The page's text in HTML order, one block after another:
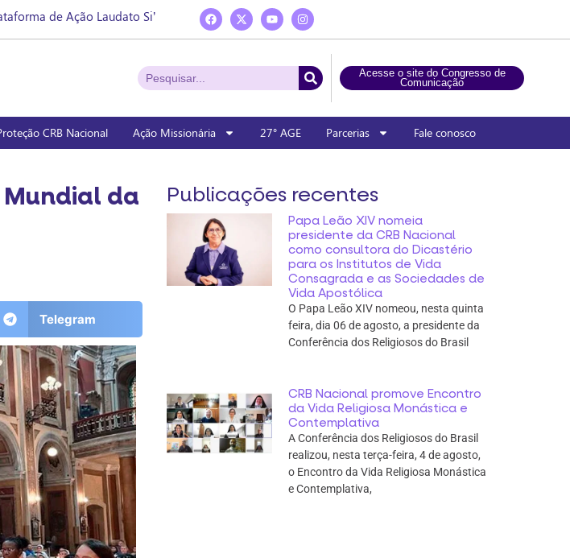
de Ação Laudato Si’
Acesse o site do Congresso de
Comunicação
CRB Nacional Ação Missionária 27° AGE Parcerias Fale conosco
Mundial da
Telegram
Publicações recentes
Papa Leão XIV nomeia
presidente da CRB Nacional
como consultora do Dicastério
para os Institutos de Vida
Consagrada e as Sociedades de
Vida Apostólica
O Papa Leão XIV nomeou, nesta quinta
feira, dia 06 de agosto, a presidente da
Conferência dos Religiosos do Brasil
CRB Nacional promove Encontro
da Vida Religiosa Monástica e
Contemplativa
A Conferência dos Religiosos do Brasil
realizou, nesta terça-feira, 4 de agosto,
o Encontro da Vida Religiosa Monástica
e Contemplativa,